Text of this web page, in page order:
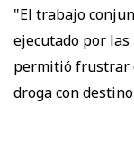
"El trabajo
ejecutado por las
permitió frustrar
droga con